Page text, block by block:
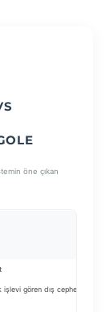
öne çıkan
işlevi gören dış cephe